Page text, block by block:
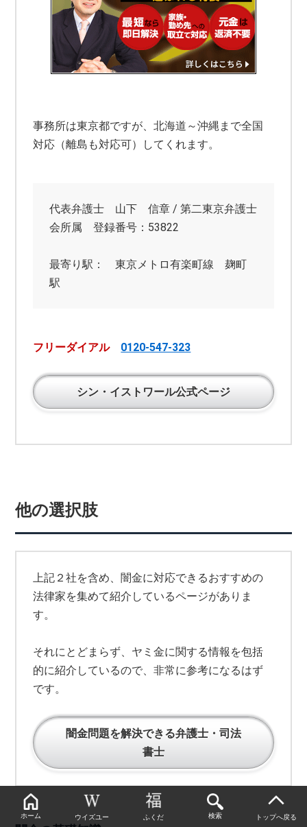
事務所は東京都ですが、北海道～沖縄まで全国
対応（離島も対応可）してくれます。
代表弁護士 山下 信章 / 第二東京弁護士
会所属 登録番号：53822
最寄り駅： 東京メトロ有楽町線 麹町
駅
フリーダイアル 0120-547-323
シン・イストワール公式ページ
他の選択肢
上記２社を含め、闇金に対応できるおすすめの
法律家を集めて紹介しているページがありま
す。
それにとどまらず、ヤミ金に関する情報を包括
的に紹介しているので、非常に参考になるはず
です。
闇金問題を解決できる弁護士・司法
書士
ホーム ウイズユー ふくだ 検索 トップへ戻る